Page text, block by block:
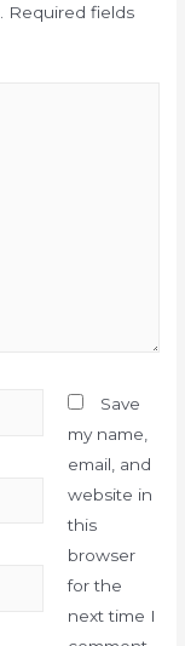
Required fields
Save
my name,
email, and
website in
this
browser
for the
next time I